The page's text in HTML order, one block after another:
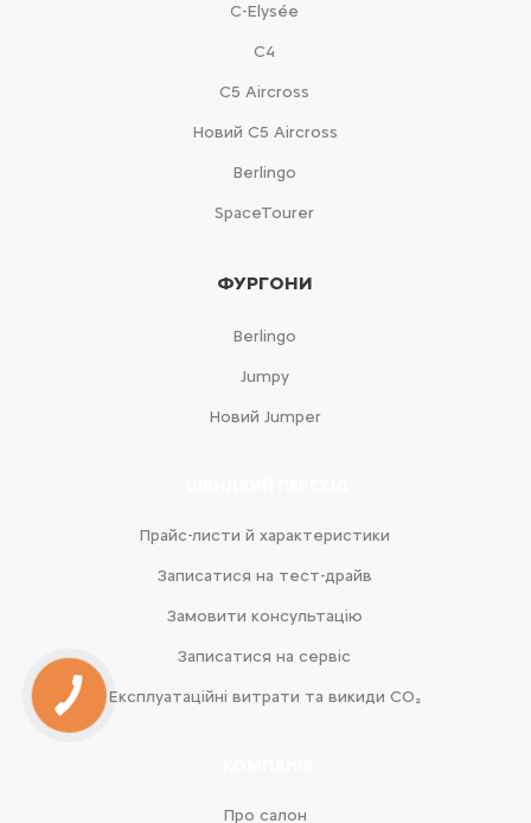
C-Elysée
С4
С5 Aircross
Новий С5 Aircross
Berlingo
SpaceTourer
ФУРГОНИ
Berlingo
Jumpy
Новий Jumper
Прайс-листи й характеристики
Записатися на тест-драйв
Замовити консультацію
Записатися на сервіс
Експлуатаційні витрати та викиди CO₂
Про салон